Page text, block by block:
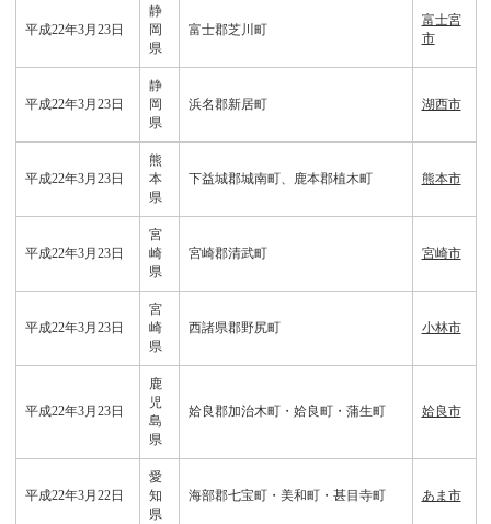
平成22年3月23日
静
岡
県
富士郡芝川町
富士宮
市
平成22年3月23日
静
岡
県
浜名郡新居町 湖西市
平成22年3月23日
熊
本
県
下益城郡城南町、鹿本郡植木町 熊本市
平成22年3月23日
宮
崎
県
宮崎郡清武町 宮崎市
平成22年3月23日
宮
崎
県
西諸県郡野尻町 小林市
平成22年3月23日
鹿
児
島
県
姶良郡加治木町・姶良町・蒲生町 姶良市
平成22年3月22日
愛
知
県
海部郡七宝町・美和町・甚目寺町 あま市